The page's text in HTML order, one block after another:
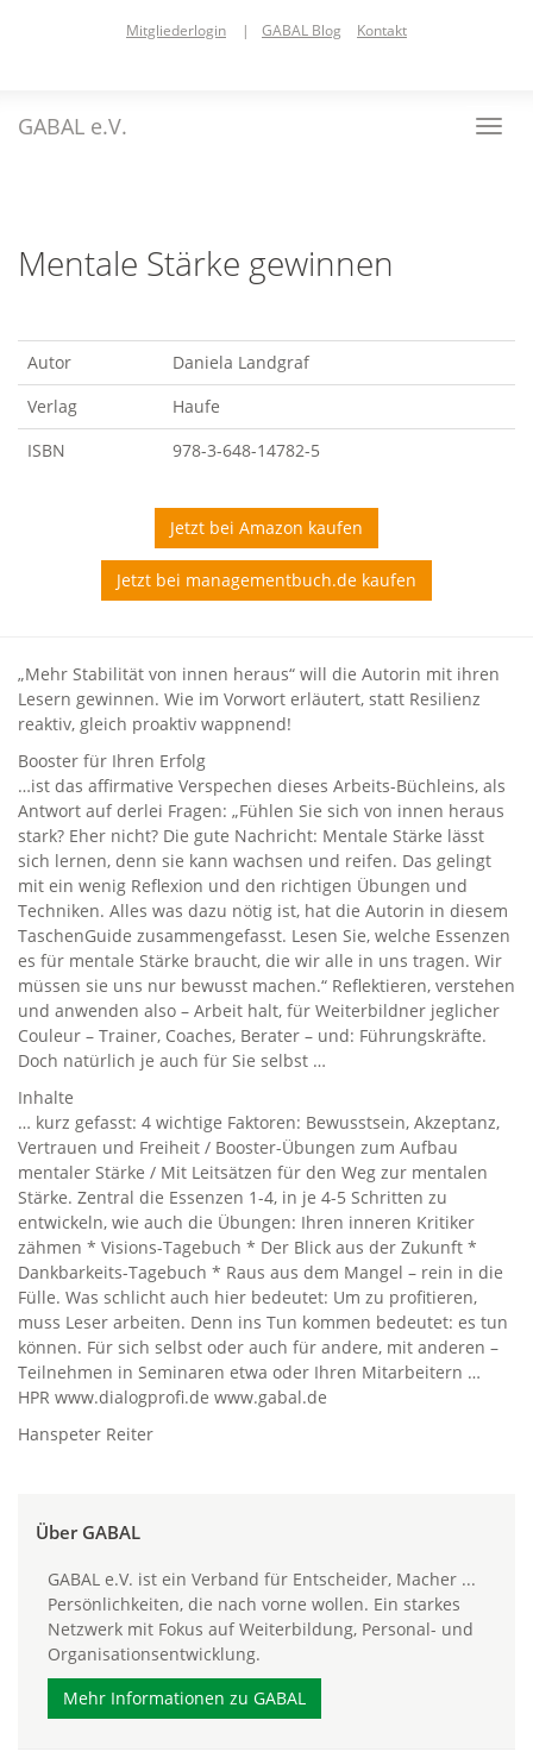
Mitgliederlogin | GABAL Blog Kontakt
GABAL e.V.
Mentale Stärke gewinnen
Autor
Daniela Landgraf
Verlag
Haufe
ISBN
978-3-648-14782-5
Jetzt bei Amazon kaufen
Jetzt bei managementbuch.de kaufen
„Mehr Stabilität von innen heraus“ will die Autorin mit ihren
Lesern gewinnen. Wie im Vorwort erläutert, statt Resilienz
reaktiv, gleich proaktiv wappnend!
Booster für Ihren Erfolg
…ist das affirmative Verspechen dieses Arbeits-Büchleins, als
Antwort auf derlei Fragen: „Fühlen Sie sich von innen heraus
stark? Eher nicht? Die gute Nachricht: Mentale Stärke lässt
sich lernen, denn sie kann wachsen und reifen. Das gelingt
mit ein wenig Reflexion und den richtigen Übungen und
Techniken. Alles was dazu nötig ist, hat die Autorin in diesem
TaschenGuide zusammengefasst. Lesen Sie, welche Essenzen
es für mentale Stärke braucht, die wir alle in uns tragen. Wir
müssen sie uns nur bewusst machen.“ Reflektieren, verstehen
und anwenden also – Arbeit halt, für Weiterbildner jeglicher
Couleur – Trainer, Coaches, Berater – und: Führungskräfte.
Doch natürlich je auch für Sie selbst …
Inhalte
… kurz gefasst: 4 wichtige Faktoren: Bewusstsein, Akzeptanz,
Vertrauen und Freiheit / Booster-Übungen zum Aufbau
mentaler Stärke / Mit Leitsätzen für den Weg zur mentalen
Stärke. Zentral die Essenzen 1-4, in je 4-5 Schritten zu
entwickeln, wie auch die Übungen: Ihren inneren Kritiker
zähmen * Visions-Tagebuch * Der Blick aus der Zukunft *
Dankbarkeits-Tagebuch * Raus aus dem Mangel – rein in die
Fülle. Was schlicht auch hier bedeutet: Um zu profitieren,
muss Leser arbeiten. Denn ins Tun kommen bedeutet: es tun
können. Für sich selbst oder auch für andere, mit anderen –
Teilnehmen in Seminaren etwa oder Ihren Mitarbeitern …
HPR www.dialogprofi.de www.gabal.de
Hanspeter Reiter
Über GABAL
GABAL e.V. ist ein Verband für Entscheider, Macher ...
Persönlichkeiten, die nach vorne wollen. Ein starkes
Netzwerk mit Fokus auf Weiterbildung, Personal- und
Organisationsentwicklung.
Mehr Informationen zu GABAL